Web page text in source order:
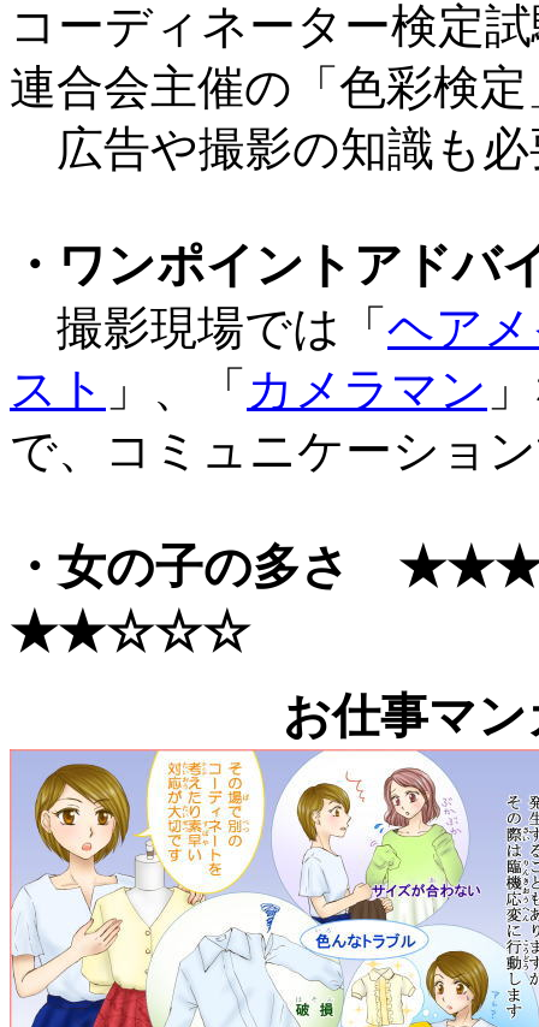
コーディネーター検定
連合会主催の「色彩検
広告や撮影の知識も必
・ワンポイントアドバ
撮影現場では「 ヘア
スト 」、「 カメラマン
で、コミュニケーショ
・女の子の多さ
★★☆☆☆
お仕事マ